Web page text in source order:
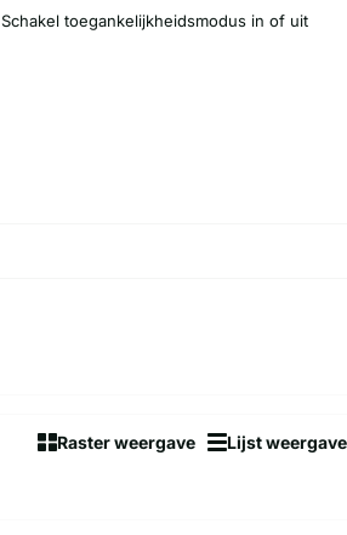
Schakel toegankelijkheidsmodus in of uit
Raster weergave Lijst weergave